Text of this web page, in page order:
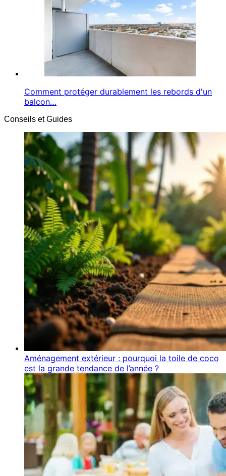
Comment protéger durablement les rebords d'un
balcon…
Conseils et Guides
Aménagement extérieur : pourquoi la toile de coco
est la grande tendance de l’année ?